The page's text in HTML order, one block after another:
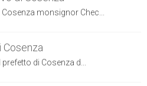
monsignor Chec...
di Cosenza d...